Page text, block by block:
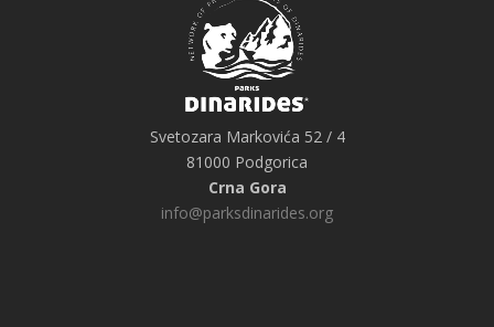
Svetozara Markovića 52 / 4
81000 Podgorica
Crna Gora
info@parksdinarides.org